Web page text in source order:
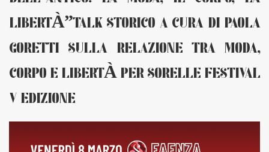
LIBERTÀ”TALK STORICO A CURA DI PAOLA
GORETTI SULLA RELAZIONE TRA MODA,
CORPO E LIBERTÀ PER SORELLE FESTIVAL
V EDIZIONE